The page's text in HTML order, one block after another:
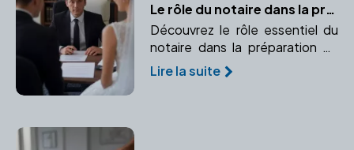
Le rôle du notaire dans la préparation du contrat de mariage
Découvrez le rôle essentiel du
notaire dans la préparation de
votre contrat de mariage.
Lire la suite